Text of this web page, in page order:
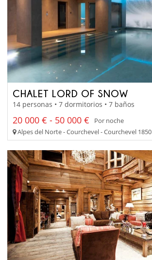
CHALET LORD OF SNOW
14 personas • 7 dormitorios • 7 baños
20 000 € - 50 000 €
Por noche
Alpes del Norte - Courchevel - Courchevel 1850